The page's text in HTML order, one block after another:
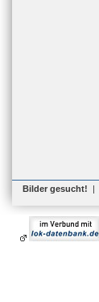
Bilder gesucht! |